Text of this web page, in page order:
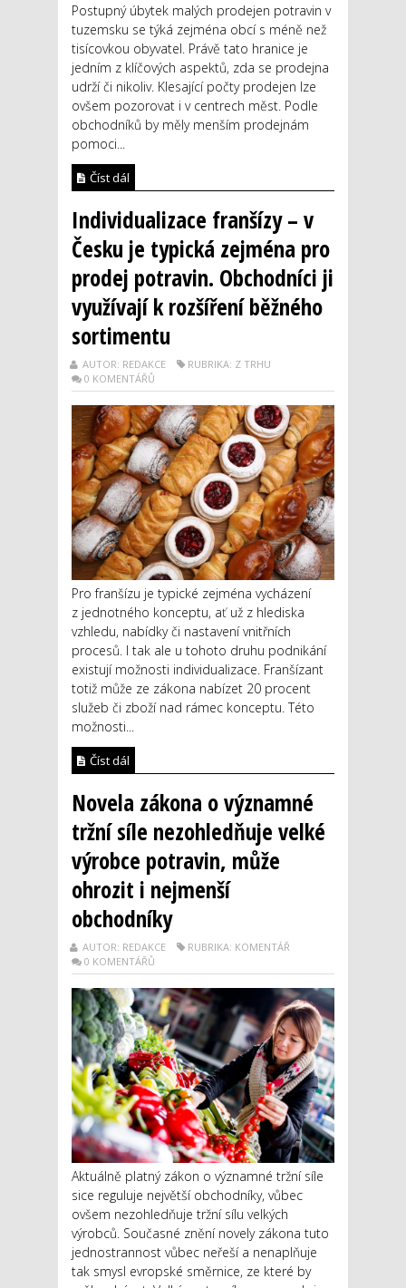
Postupný úbytek malých prodejen potravin v
tuzemsku se týká zejména obcí s méně než
tisícovkou obyvatel. Právě tato hranice je
jedním z klíčových aspektů, zda se prodejna
udrží či nikoliv. Klesající počty prodejen lze
ovšem pozorovat i v centrech měst. Podle
obchodníků by měly menším prodejnám
pomoci...
Číst dál
Individualizace franšízy – v
Česku je typická zejména pro
prodej potravin. Obchodníci ji
využívají k rozšíření běžného
sortimentu
AUTOR: REDAKCE
RUBRIKA: Z TRHU
0 KOMENTÁŘŮ
Pro franšízu je typické zejména vycházení
z jednotného konceptu, ať už z hlediska
vzhledu, nabídky či nastavení vnitřních
procesů. I tak ale u tohoto druhu podnikání
existují možnosti individualizace. Franšízant
totiž může ze zákona nabízet 20 procent
služeb či zboží nad rámec konceptu. Této
možnosti...
Číst dál
Novela zákona o významné
tržní síle nezohledňuje velké
výrobce potravin, může
ohrozit i nejmenší
obchodníky
AUTOR: REDAKCE
RUBRIKA: KOMENTÁŘ
0 KOMENTÁŘŮ
Aktuálně platný zákon o významné tržní síle
sice reguluje největší obchodníky, vůbec
ovšem nezohledňuje tržní sílu velkých
výrobců. Současné znění novely zákona tuto
jednostrannost vůbec neřeší a nenaplňuje
tak smysl evropské směrnice, ze které by